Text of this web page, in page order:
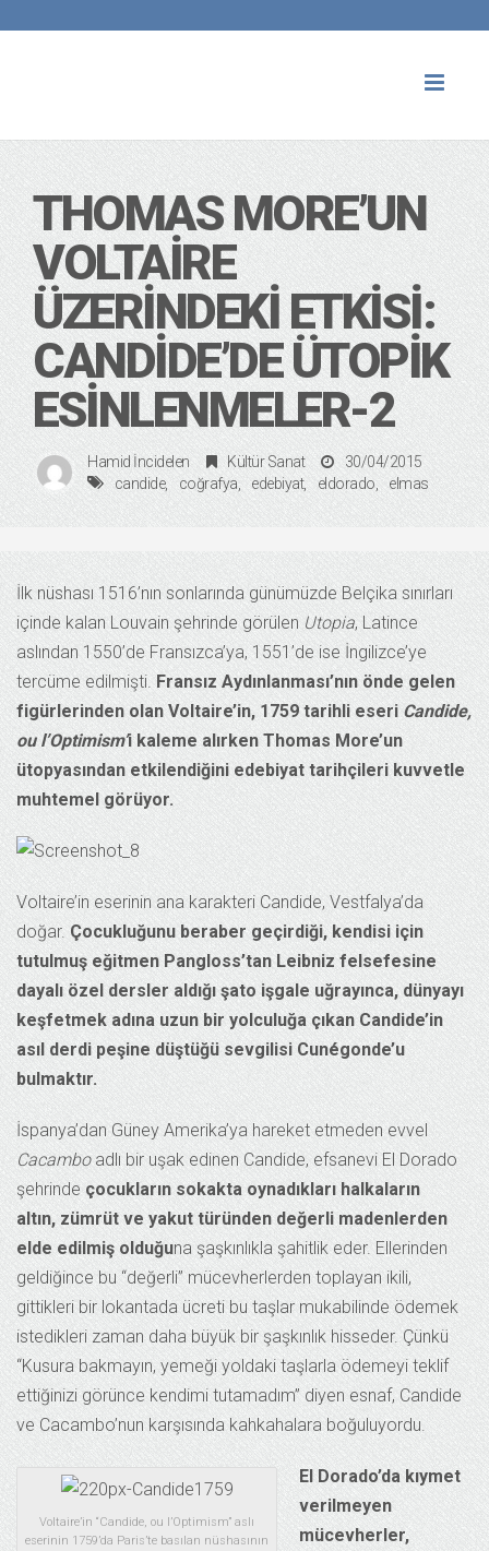
THOMAS MORE’UN
VOLTAIRE
ÜZERINDEKI ETKISI:
CANDIDE’DE ÜTOPIK
ESINLENMELER-2
Hamid İncidelen Kültür Sanat
30/04/2015
candide
coğrafya edebiyat eldorado elmas
İlk nüshası 1516’nın sonlarında günümüzde Belçika sınırları
içinde kalan Louvain şehrinde görülen Utopia, Latince
aslından 1550’de Fransızca’ya, 1551’de ise İngilizce’ye
tercüme edilmişti. Fransız Aydınlanması’nın önde gelen
figürlerinden olan Voltaire’in, 1759 tarihli eseri Candide,
ou l’Optimism’i kaleme alırken Thomas More’un
ütopyasından etkilendiğini edebiyat tarihçileri kuvvetle
muhtemel görüyor.
Voltaire’in eserinin ana karakteri Candide, Vestfalya’da
doğar. Çocukluğunu beraber geçirdiği, kendisi için
tutulmuş eğitmen Pangloss’tan Leibniz felsefesine
dayalı özel dersler aldığı şato işgale uğrayınca, dünyayı
keşfetmek adına uzun bir yolculuğa çıkan Candide’in
asıl derdi peşine düştüğü sevgilisi Cunégonde’u
bulmaktır.
İspanya’dan Güney Amerika’ya hareket etmeden evvel
Cacamboadlı bir uşak edinen Candide, efsanevi El Dorado
şehrinde çocukların sokakta oynadıkları halkaların
altın, zümrüt ve yakut türünden değerli madenlerden
elde edilmiş olduğuna şaşkınlıkla şahitlik eder. Ellerinden
geldiğince bu “değerli” mücevherlerden toplayan ikili,
gittikleri bir lokantada ücreti bu taşlar mukabilinde ödemek
istedikleri zaman daha büyük bir şaşkınlık hisseder. Çünkü
“Kusura bakmayın, yemeği yoldaki taşlarla ödemeyi teklif
ettiğinizi görünce kendimi tutamadım” diyen esnaf, Candide
ve Cacambo’nun karşısında kahkahalara boğuluyordu.
Voltaire’in “Candide, ou l’Optimism” aslı
eserinin 1759’da Paris’te basılan nüshasının
El Dorado’da kıymet
verilmeyen
mücevherler,